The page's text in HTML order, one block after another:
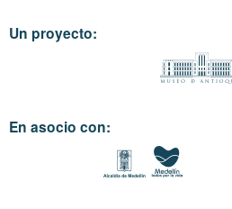
Un proyecto:
En asocio con: